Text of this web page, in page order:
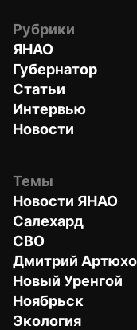
Рубрики
ЯНАО
Губернатор
Статьи
Интервью
Новости
Темы
Новости ЯНАО
Салехард
СВО
Дмитрий
Новый Уренгой
Ноябрьск
Экология